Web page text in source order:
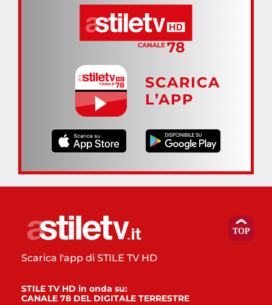
SCARICA
L’APP
Scarica l'app di STILE TV HD
STILE TV HD in onda su:
CANALE 78 DEL DIGITALE TERRESTRE